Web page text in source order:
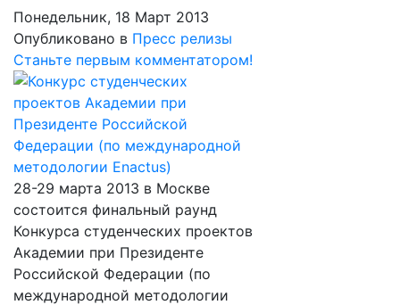
Понедельник, 18 Март 2013
Опубликовано в Пресс релизы
Станьте первым комментатором!
28-29 марта 2013 в Москве
состоится финальный раунд
Конкурса студенческих проектов
Академии при Президенте
Российской Федерации (по
международной методологии